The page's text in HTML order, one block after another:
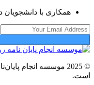
همکاری با دانشجویان
© 2025 موسسه انجام
است.